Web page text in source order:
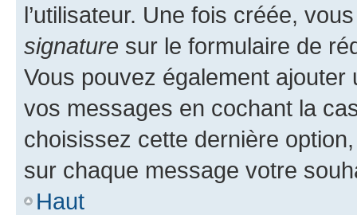
l’utilisateur. Une fois créée,
signature sur le formulaire de
Vous pouvez également
vos messages en cochant la
choisissez cette dernière
sur chaque message votre
Haut